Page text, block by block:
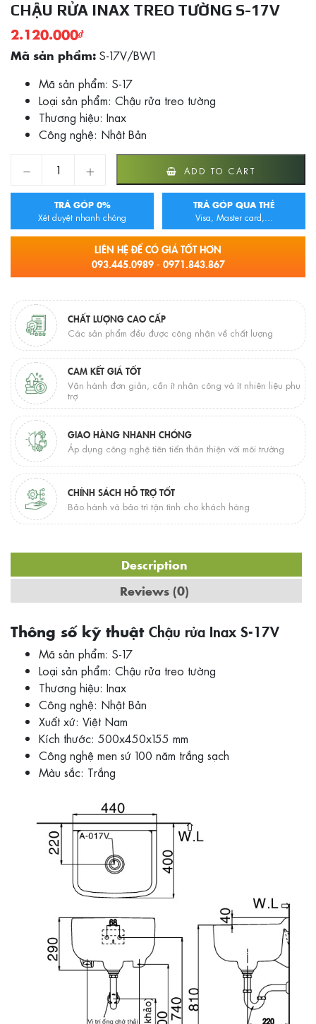
CHẬU RỬA INAX TREO TƯỜNG S-17V
2.120.000₫
Mã sản phẩm: S-17V/BW1
Mã sản phẩm: S-17
Loại sản phẩm: Chậu rửa treo tường
Thương hiệu: Inax
Công nghệ: Nhật Bản
Chậu rửa Inax treo tường S-17V quantity
ADD TO CART
TRẢ GÓP 0%
Xét duyệt nhanh chóng
TRẢ GÓP QUA THẺ
Visa, Master card,...
LIÊN HỆ ĐỂ CÓ GIÁ TỐT HƠN
093.445.0989 - 0971.843.867
CHẤT LƯỢNG CAO CẤP
Các sản phẩm đều được công nhận về chất lượng
CAM KẾT GIÁ TỐT
Vận hành đơn giản, cần ít nhân công và ít nhiên liệu phụ
trợ
GIAO HÀNG NHANH CHÓNG
Áp dụng công nghệ tiên tiến thân thiện với môi trường
CHÍNH SÁCH HỖ TRỢ TỐT
Bảo hành và bảo trì tận tình cho khách hàng
Description
Reviews (0)
Thông số kỹ thuật Chậu rửa Inax S-17V
Mã sản phẩm: S-17
Loại sản phẩm: Chậu rửa treo tường
Thương hiệu: Inax
Công nghệ: Nhật Bản
Xuất xứ: Việt Nam
Kích thước: 500x450x155 mm
Công nghệ men sứ 100 năm trắng sạch
Màu sắc: Trắng